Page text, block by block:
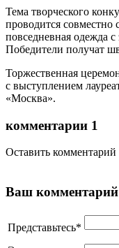
Тема творческого
проводится
повседневная одежда
Победители
Торжественная
с выступлением
«Москва».
комментарии 1
Оставить комментарий
Ваш комментарий
Представьтесь*